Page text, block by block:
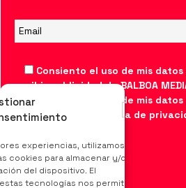
experiencias, utilizamos
cookies para almacenar y/o
del dispositivo. El
tecnologías nos permitirá
Consiento el uso de mis
recibir publicidad de BALBOA
Consiento el uso de mis
indicados en la
política de